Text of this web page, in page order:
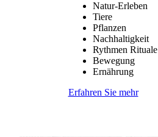
Natur-Erleben
Tiere
Pflanzen
Nachhaltigkeit
Rythmen Rituale
Bewegung
Ernährung
Erfahren Sie mehr